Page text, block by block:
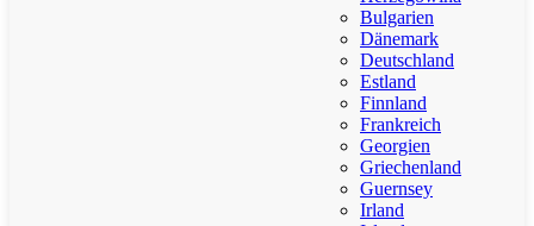
Bulgarien
Dänemark
Deutschland
Estland
Finnland
Frankreich
Georgien
Griechenland
Guernsey
Irland